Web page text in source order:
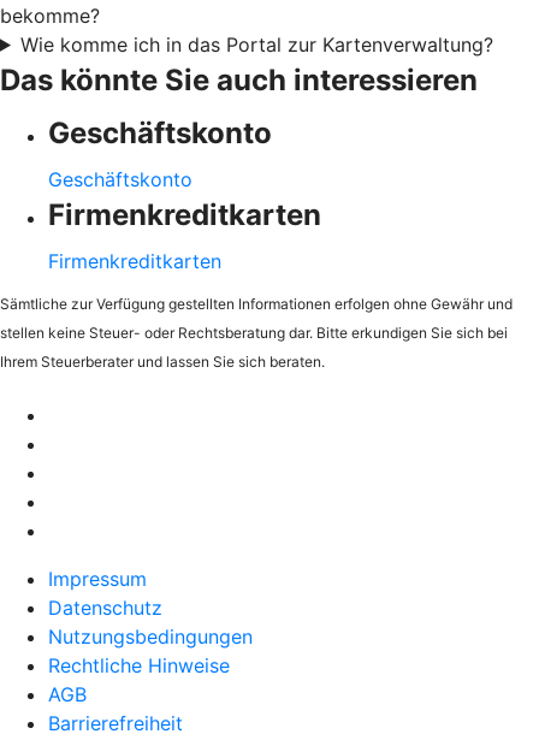
bekomme?
Wie komme ich in das Portal zur Kartenverwaltung?
Das könnte Sie auch interessieren
Geschäftskonto
Geschäftskonto
Firmenkreditkarten
Firmenkreditkarten
Sämtliche zur Verfügung gestellten Informationen erfolgen ohne Gewähr und
stellen keine Steuer- oder Rechtsberatung dar. Bitte erkundigen Sie sich bei
Ihrem Steuerberater und lassen Sie sich beraten.
Impressum
Datenschutz
Nutzungsbedingungen
Rechtliche Hinweise
AGB
Barrierefreiheit